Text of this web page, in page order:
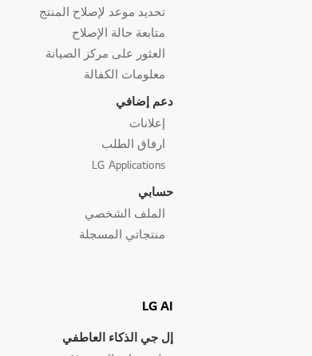
تحديد موعد لإصلاح المنتج
متابعة حالة الإصلاح
العثور على مركز الصيانة
معلومات الكفالة
دعم إضافي
إعلانات
ارفاق الطلب
LG Applications
حسابي
الملف الشخصي
منتجاتي المسجلة
LG AI
إل جي الذكاء العاطفي